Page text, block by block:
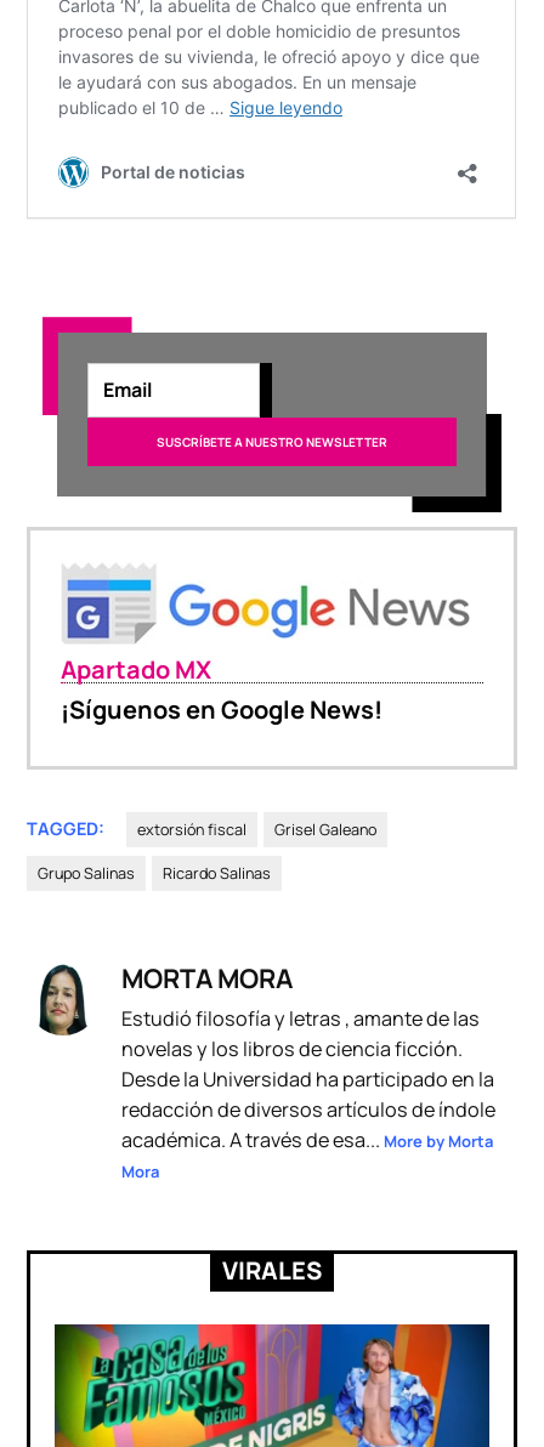
Apartado MX
¡Síguenos en Google News!
TAGGED: extorsión fiscal Grisel Galeano
Grupo Salinas Ricardo Salinas
MORTA MORA
Estudió filosofía y letras , amante de las
novelas y los libros de ciencia ficción.
Desde la Universidad ha participado en la
redacción de diversos artículos de índole
académica. A través de esa... More by Morta
Mora
VIRALES